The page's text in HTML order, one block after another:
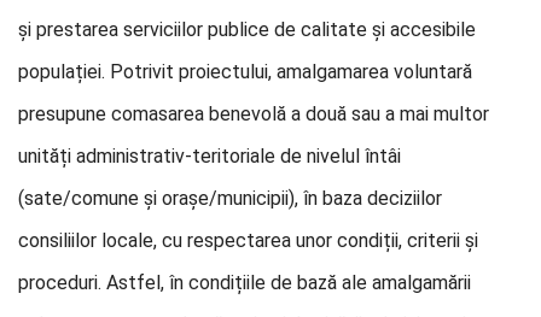
și prestarea serviciilor publice de calitate și accesibile
populației. Potrivit proiectului, amalgamarea voluntară
presupune comasarea benevolă a două sau a mai multor
unități administrativ-teritoriale de nivelul întâi
(sate/comune și orașe/municipii), în baza deciziilor
consiliilor locale, cu respectarea unor condiții, criterii și
proceduri. Astfel, în condițiile de bază ale amalgamării